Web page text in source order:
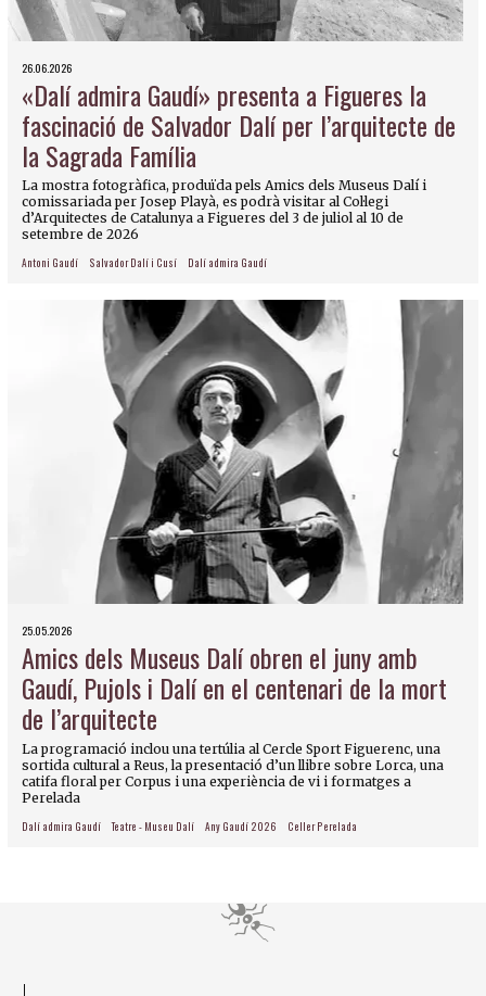
26.06.2026
«Dalí admira Gaudí» presenta a Figueres la
fascinació de Salvador Dalí per l’arquitecte de
la Sagrada Família
La mostra fotogràfica, produïda pels Amics dels Museus Dalí i
comissariada per Josep Playà, es podrà visitar al Col·legi
d’Arquitectes de Catalunya a Figueres del 3 de juliol al 10 de
setembre de 2026
Antoni Gaudí Salvador Dalí i Cusí Dalí admira Gaudí
25.05.2026
Amics dels Museus Dalí obren el juny amb
Gaudí, Pujols i Dalí en el centenari de la mort
de l’arquitecte
La programació inclou una tertúlia al Cercle Sport Figuerenc, una
sortida cultural a Reus, la presentació d’un llibre sobre Lorca, una
catifa floral per Corpus i una experiència de vi i formatges a
Perelada
Dalí admira Gaudí Teatre - Museu Dalí Any Gaudí 2026 Celler Perelada